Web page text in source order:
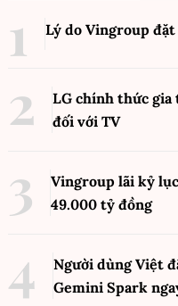
Lý do Vingroup đặt
LG chính thức gia
đối với TV
Vingroup lãi kỷ
49.000 tỷ đồng
Người dùng Việt
Gemini Spark